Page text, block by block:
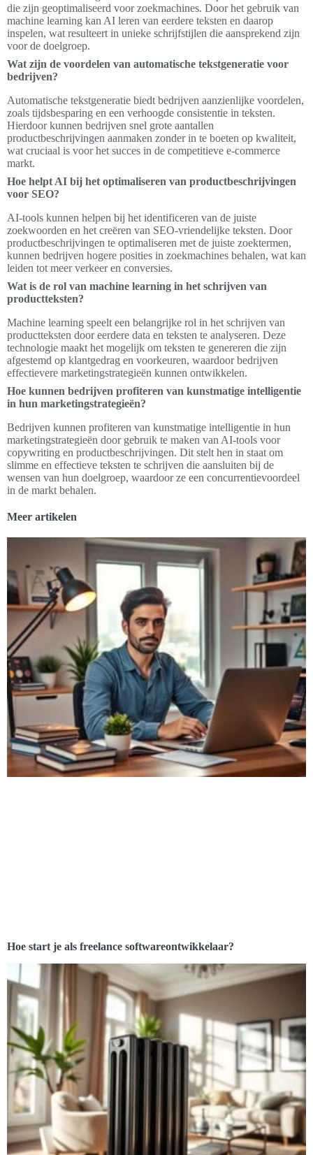
die zijn geoptimaliseerd voor zoekmachines. Door het gebruik van
machine learning kan AI leren van eerdere teksten en daarop
inspelen, wat resulteert in unieke schrijfstijlen die aansprekend zijn
voor de doelgroep.
Wat zijn de voordelen van automatische tekstgeneratie voor
bedrijven?
Automatische tekstgeneratie biedt bedrijven aanzienlijke voordelen,
zoals tijdsbesparing en een verhoogde consistentie in teksten.
Hierdoor kunnen bedrijven snel grote aantallen
productbeschrijvingen aanmaken zonder in te boeten op kwaliteit,
wat cruciaal is voor het succes in de competitieve e-commerce
markt.
Hoe helpt AI bij het optimaliseren van productbeschrijvingen
voor SEO?
AI-tools kunnen helpen bij het identificeren van de juiste
zoekwoorden en het creëren van SEO-vriendelijke teksten. Door
productbeschrijvingen te optimaliseren met de juiste zoektermen,
kunnen bedrijven hogere posities in zoekmachines behalen, wat kan
leiden tot meer verkeer en conversies.
Wat is de rol van machine learning in het schrijven van
productteksten?
Machine learning speelt een belangrijke rol in het schrijven van
productteksten door eerdere data en teksten te analyseren. Deze
technologie maakt het mogelijk om teksten te genereren die zijn
afgestemd op klantgedrag en voorkeuren, waardoor bedrijven
effectievere marketingstrategieën kunnen ontwikkelen.
Hoe kunnen bedrijven profiteren van kunstmatige intelligentie
in hun marketingstrategieën?
Bedrijven kunnen profiteren van kunstmatige intelligentie in hun
marketingstrategieën door gebruik te maken van AI-tools voor
copywriting en productbeschrijvingen. Dit stelt hen in staat om
slimme en effectieve teksten te schrijven die aansluiten bij de
wensen van hun doelgroep, waardoor ze een concurrentievoordeel
in de markt behalen.
Meer artikelen
Hoe start je als freelance softwareontwikkelaar?